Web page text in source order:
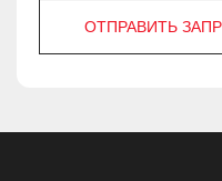
ОТПРАВИТЬ